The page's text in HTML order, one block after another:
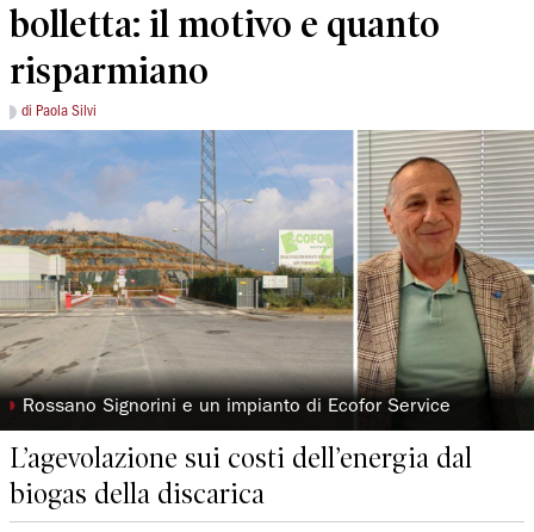
bolletta: il motivo e quanto
risparmiano
di Paola Silvi
◗ Rossano Signorini e un impianto di Ecofor Service
L’agevolazione sui costi dell’energia dal
biogas della discarica